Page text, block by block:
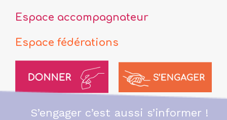
Espace accompagnateur
Espace fédérations
S’engager c’est aussi s’informer !